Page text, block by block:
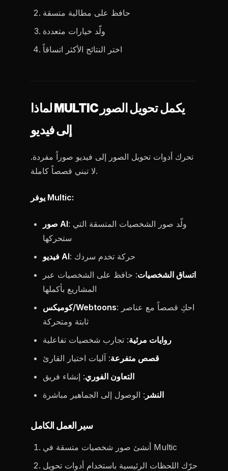
حافظ على مطالبة متسقة
ولّد خيارات متعددة
اختر النتائج الأكثر اتساقاً
لماذا MULTIC يكمل تحويل الصور
إلى فيديو
تحرك أدوات تحويل الصور إلى فيديو صوراً مفردة.
لا تبني قصصاً كاملة.
يوفر Multic:
صور AI: ولّد صور الشخصيات المتسقة التي
ستحركها
فيديو AI : حركة تخدم سردك
اتساق الشخصيات: حافظ على الشخصيات عبر
المشاريع بأكملها
كوميكس/Webtoons: احكِ قصصاً مع عناصر
ثابتة ومتحركة
روايات مرئية: تجارب شخصيات تفاعلية
قصص متفرعة: آليات اختيار القارئ
التعاون الفوري: إنشاء فريق
النشر : الوصول إلى الجماهير مباشرة
سير العمل الكامل
أنشئ صور شخصيات متسقة في Multic
حرّك اللحظات الرئيسية باستخدام أدوات تحويل